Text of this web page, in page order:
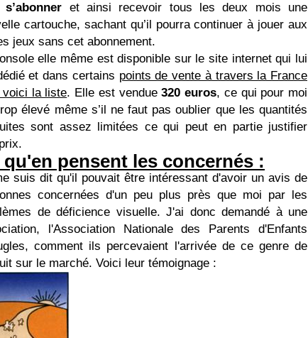
s’abonner et ainsi recevoir tous les deux mois une
cartouche, sachant qu’il pourra continuer à jouer aux
jeux sans cet abonnement.
elle même est disponible sur le site internet qui lui
et dans certains points de vente à travers la France
voici la liste. Elle est vendue320 euros, ce qui pour moi
élevé même s’il ne faut pas oublier que les quantités
sont assez limitées ce qui peut en partie justifier
qu'en pensent les concernés :
suis dit qu'il pouvait être intéressant d'avoir un avis de
concernées d'un peu plus près que moi par les
de déficience visuelle. J'ai donc demandé à une
l'Association Nationale des Parents d'Enfants
comment ils percevaient l'arrivée de ce genre de
sur le marché. Voici leur témoignage :